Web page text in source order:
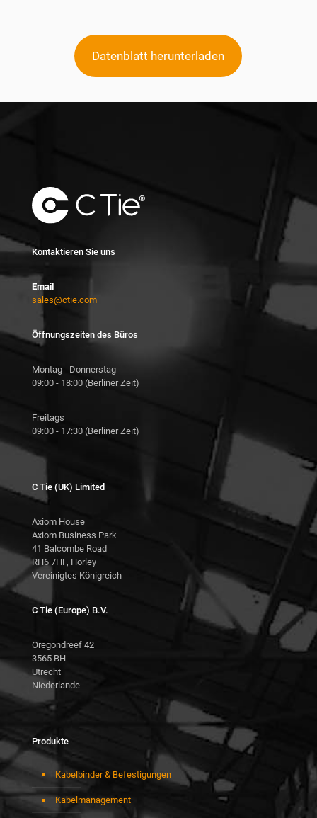
Datenblatt herunterladen
Kontaktieren Sie uns
Email
sales@ctie.com
Öffnungszeiten des Büros
Montag - Donnerstag
09:00 - 18:00 (Berliner Zeit)
Freitags
09:00 - 17:30 (Berliner Zeit)
C Tie (UK) Limited
Axiom House
Axiom Business Park
41 Balcombe Road
RH6 7HF, Horley
Vereinigtes Königreich
C Tie (Europe) B.V.
Oregondreef 42
3565 BH
Utrecht
Niederlande
Produkte
Kabelbinder & Befestigungen
Kabelmanagement